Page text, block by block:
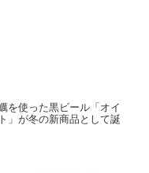
を使った黒ビール「オイ
」が冬の新商品として誕